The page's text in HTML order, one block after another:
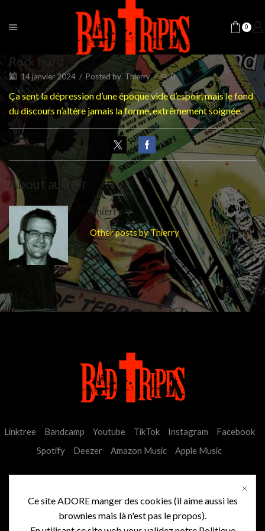
0
Rock Hard
14 janvier 2024 / Posted by Thierry / 0
Ça sent la dépression d’une époque vide d’espoir, mais le fond
du discours n’altère jamais la forme, extrêmement soignée.
About author
Thierry
Other posts by Thierry
Ce site ADORE manger des cookies (il aime aussi les
brownies mais là n'est pas le propos).
Linktree Bandcamp Youtube TikTok Instagram
Facebook
Spotify
Deezer Amazon Music Apple Music